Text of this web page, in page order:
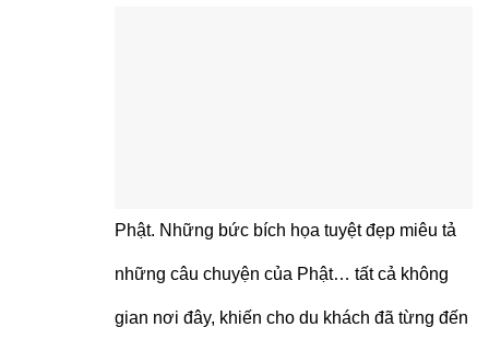
Phật. Những bức bích họa tuyệt đẹp miêu tả
những câu chuyện của Phật… tất cả không
gian nơi đây, khiến cho du khách đã từng đến